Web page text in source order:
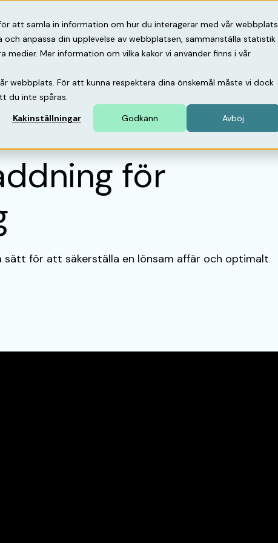
att samla in information om hur du interagerar med vår webbplats
anpassa din upplevelse av webbplatsen, sammanställa statistik
Mer information om vilka kakor vi använder finns i vår
webbplats. För att kunna respektera dina önskemål måste vi dock
du inte spåras.
Kakinställningar
Godkänn Avböj
Om oss Support
för
för att säkerställa en lönsam affär och optimalt